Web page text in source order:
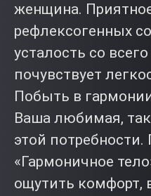
женщина.
рефлексогенных
усталость со
почувствует
Побыть в
Ваша любимая,
этой
«Гармоничное
ощутить комфорт,